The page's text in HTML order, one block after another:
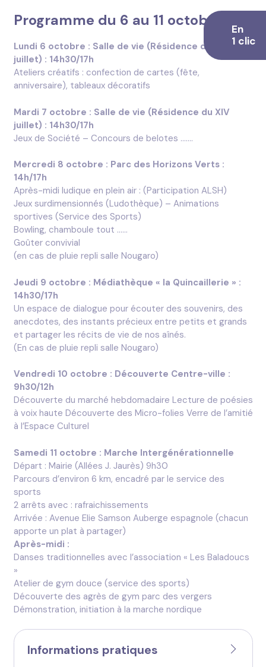
Programme du 6 au 11 octobre
Lundi 6 octobre : Salle de vie (Résidence du XIV
juillet) : 14h30/17h
Ateliers créatifs : confection de cartes (fête,
anniversaire), tableaux décoratifs
Mardi 7 octobre : Salle de vie (Résidence du XIV
juillet) : 14h30/17h
Jeux de Société – Concours de belotes …….
Mercredi 8 octobre : Parc des Horizons Verts :
14h/17h
Après-midi ludique en plein air : (Participation ALSH)
Jeux surdimensionnés (Ludothèque) – Animations
sportives (Service des Sports)
Bowling, chamboule tout ……
Goûter convivial
(en cas de pluie repli salle Nougaro)
Jeudi 9 octobre : Médiathèque « la Quincaillerie » :
14h30/17h
Un espace de dialogue pour écouter des souvenirs, des
anecdotes, des instants précieux entre petits et grands
et partager les récits de vie de nos aînés.
(En cas de pluie repli salle Nougaro)
Vendredi 10 octobre : Découverte Centre-ville :
9h30/12h
Découverte du marché hebdomadaire Lecture de poésies
à voix haute Découverte des Micro-folies Verre de l’amitié
à l’Espace Culturel
Samedi 11 octobre : Marche Intergénérationnelle
Départ : Mairie (Allées J. Jaurès) 9h30
Parcours d’environ 6 km, encadré par le service des
sports
2 arrêts avec : rafraichissements
Arrivée : Avenue Elie Samson Auberge espagnole (chacun
apporte un plat à partager)
Après-midi :
Danses traditionnelles avec l’association « Les Baladoucs
»
Atelier de gym douce (service des sports)
Découverte des agrès de gym parc des vergers
Démonstration, initiation à la marche nordique
Informations pratiques
En
1 clic